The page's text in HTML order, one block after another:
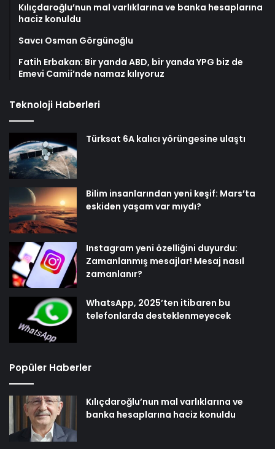
Kılıçdaroğlu’nun mal varlıklarına ve banka hesaplarına
haciz konuldu
Savcı Osman Görgünoğlu
Fatih Erbakan: Bir yanda ABD, bir yanda YPG biz de
Emevi Camii’nde namaz kılıyoruz
Teknoloji Haberleri
Türksat 6A kalıcı yörüngesine ulaştı
Bilim insanlarından yeni keşif: Mars’ta
eskiden yaşam var mıydı?
Instagram yeni özelliğini duyurdu:
Zamanlanmış mesajlar! Mesaj nasıl
zamanlanır?
WhatsApp, 2025’ten itibaren bu
telefonlarda desteklenmeyecek
Popüler Haberler
Kılıçdaroğlu’nun mal varlıklarına ve
banka hesaplarına haciz konuldu